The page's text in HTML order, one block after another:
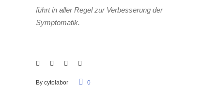
führt in aller Regel zur Verbesserung der
Symptomatik.
By cytolabor 0